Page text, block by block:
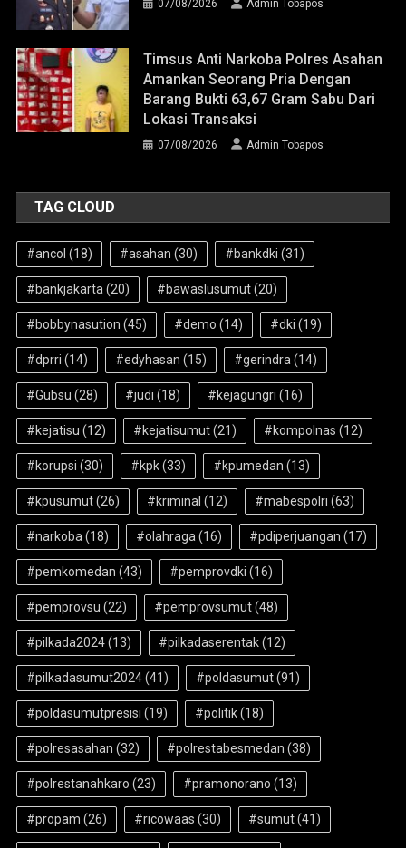
07/08/2026 Admin Tobapos
Timsus Anti Narkoba Polres Asahan
Amankan Seorang Pria Dengan
Barang Bukti 63,67 Gram Sabu Dari
Lokasi Transaksi
07/08/2026 Admin Tobapos
TAG CLOUD
#ancol (18) #asahan (30) #bankdki (31)
#bankjakarta(20) #bawaslusumut(20)
#bobbynasution (45) #demo (14) #dki (19)
#dprri (14) #edyhasan (15) #gerindra(14)
#Gubsu (28) #judi (18) #kejagungri (16)
#kejatisu (12) #kejatisumut(21) #kompolnas (12)
#korupsi (30) #kpk(33) #kpumedan (13)
#kpusumut(26) #kriminal (12) #mabespolri (63)
#narkoba(18) #olahraga(16) #pdiperjuangan (17)
#pemkomedan (43) #pemprovdki (16)
#pemprovsu (22) #pemprovsumut(48)
#pilkada2024(13) #pilkadaserentak(12)
#pilkadasumut2024(41) #poldasumut(91)
#poldasumutpresisi (19) #politik(18)
#polresasahan (32) #polrestabesmedan (38)
#polrestanahkaro (23) #pramonorano (13)
#propam (26) #ricowaas (30) #sumut(41)